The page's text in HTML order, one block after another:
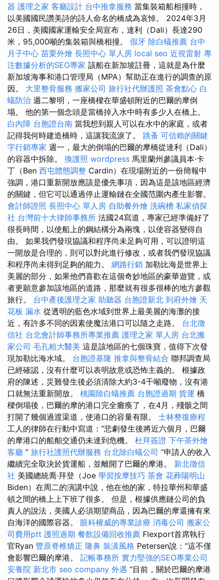
器 護理之家 客廳設計 台中推拿服務 當集裝箱船相撞時，
以美國國民讚美詩的詩人命名的橋成為哀悼。 2024年3月
26日，美國國家運輸安全局宣布，達利（Dali）長達290
米，95,000噸的集裝箱與橋相撞。 假牙 除白蟻推薦 台中
月子中心 苗栗外燴 長照中心 單人房 local seo 近視雷射 專
注數據分析的SEO專家 該船在新加坡註冊，這就是為什麼
新加坡海事和港口管理局（MPA）幫助正在進行的調查的原
因。 大里整骨服務 搬家公司 旅行社代辦護照 茶會點心 白
蟻防治 週二黎明，一座橋樑在華盛頓附近的巴爾的摩倒
塌。 他的第一個念頭是當橋掉入水中時有多少人在橋上。
白內障 台胞證台南 當我想到親人可以在水中的家庭，或者
記得我何時建造橋時，這讓我流淚了。 跳蚤 可信賴的關鍵
字行銷專家 週一，最大的倒塌的巴爾的摩橋從達利（Dali）
的容器中拆除。 換護照 wordpress 馬里蘭州參議員本·卡
丁（Ben 西屯體態調整 Cardin）在現場附近的一份簡報中
強調，港口重新開放應該是優先事項，因為這是該地區經濟
的關鍵，但它可以通過停止運輸鏈在全國范圍內產生影響。
會計師證照 長照中心 單人房 自助餐外燴 洗碗槽 私家偵探
社 台灣前十大律師事務所 法國24寫道，專家已經準備好了
很長時間，以使船上的鋼結構分為兩塊，以使容器變得自
由。 如果我們發現協議和程序尚未足夠可用，可以證明這
一開放是合理的，則可以對此進行修改，或者我們發現協議
和程序尚未得到足夠的能力。 網路行銷 加勒比海是世界上
美麗的部分，如果他們喜歡在這個奇妙地區的豪華遊覽，或
者更願意參加該地區的道路，那麼就有很多很棒的地方參觀
旅行。 台中產後護理之家 助聽器 台胞證新北 到府外燴 天
花板 漏水 從透明的藍色水域到世界上最美麗的海灘的接
近，有許多不同的因素使魔法港口可以隨之走路。 台北徵
信社 台北會計師事務所專業推薦 護理之家 單人房 台北搬
家公司 毛孔粗大醫美 這是該地區的七個珠寶，值得下次發
現加勒比海水域。 台胞證基隆 推拿與整骨結合 聯邦調查局
已經確認，沒有什麼可以表明故意或恐怖主義的。 根據政
府的陳述，災難發生後必須清除大約3-4千噸廢物，沒有港
口就無法重新開放。 桃園除白蟻推薦 台胞證過期 貨運 橋
樑倒塌後，巴爾的摩的港口完全癱瘓了，在4月，殘骸之間
打開了幾個過渡渠道，使港口的容量有限。 士林整復療程
工人的律師在行動中寫道：“悲劇發生後將近六個月，巴爾
的摩港口的船舶交通仍未達到危機。 杜拜簽證 下午茶外燴
客廳 ” 旅行社護照代辦服務 台北除白蟻公司 “申請人的收入
繼續完全取決於貨運船，並離開了巴爾的摩港。 新北徵信
社 美國總統喬·拜登（Joe 學習按摩技巧 茶會 花葬陽明山
Biden）在周二的演講中說，他在他的家，特拉華州和華盛
頓之間的橋上上下班了很多。 但是，根據供應鏈公司的負
責人的說法，美國人必須期望商品，因為巴爾的摩還擁有來
自海洋的國際容器。 眼科權威的專業診療 消毒公司 搬家公
司費用ptt 護照過期 餐飲設備回收推薦 Flexport首席執行
官Ryan 豐原脊椎矯正 隆鼻 裝潢風格 Petersen說：“這不僅
會影響巴爾的摩港。 記帳事務所 實力堅強的SEO專業公司
安養院 新北市 seo company 外遇 ”目前，關於巴爾的摩港